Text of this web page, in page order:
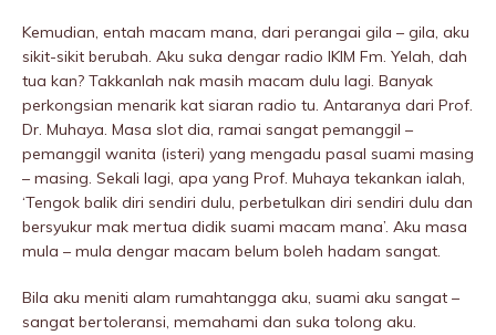
Kemudian, entah macam mana, dari perangai giIa – giIa, aku
sikit-sikit berubah. Aku suka dengar radio IKIM Fm. Yelah, dah
tua kan? Takkanlah nak masih macam dulu lagi. Banyak
perkongsian menarik kat siaran radio tu. Antaranya dari Prof.
Dr. Muhaya. Masa slot dia, ramai sangat pemanggil –
pemanggil wanita (isteri) yang mengadu pasal suami masing
– masing. Sekali lagi, apa yang Prof. Muhaya tekankan ialah,
‘Tengok balik diri sendiri dulu, perbetulkan diri sendiri dulu dan
bersyukur mak mertua didik suami macam mana’. Aku masa
mula – mula dengar macam belum boleh hadam sangat.
Bila aku meniti alam rumahtangga aku, suami aku sangat –
sangat bertoleransi, memahami dan suka tolong aku.